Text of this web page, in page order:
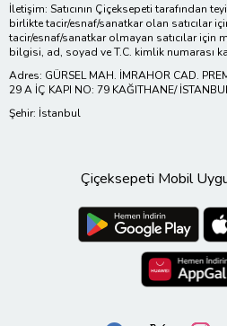
İletişim: Satıcının Çiçeksepeti tarafından
birlikte tacir/esnaf/sanatkar olan satıcılar
tacir/esnaf/sanatkar olmayan satıcılar için
bilgisi, ad, soyad ve T.C. kimlik numarası
Adres: GÜRSEL MAH. İMRAHOR CAD.
29 A İÇ KAPI NO: 79 KAĞITHANE/
Şehir: İstanbul
Çiçeksepeti Mobil